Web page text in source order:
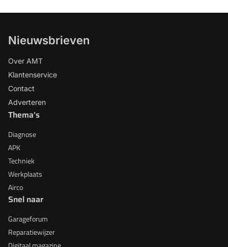
Nieuwsbrieven
Over AMT
Klantenservice
Contact
Adverteren
Thema's
Diagnose
APK
Techniek
Werkplaats
Airco
Snel naar
Garageforum
Reparatiewijzer